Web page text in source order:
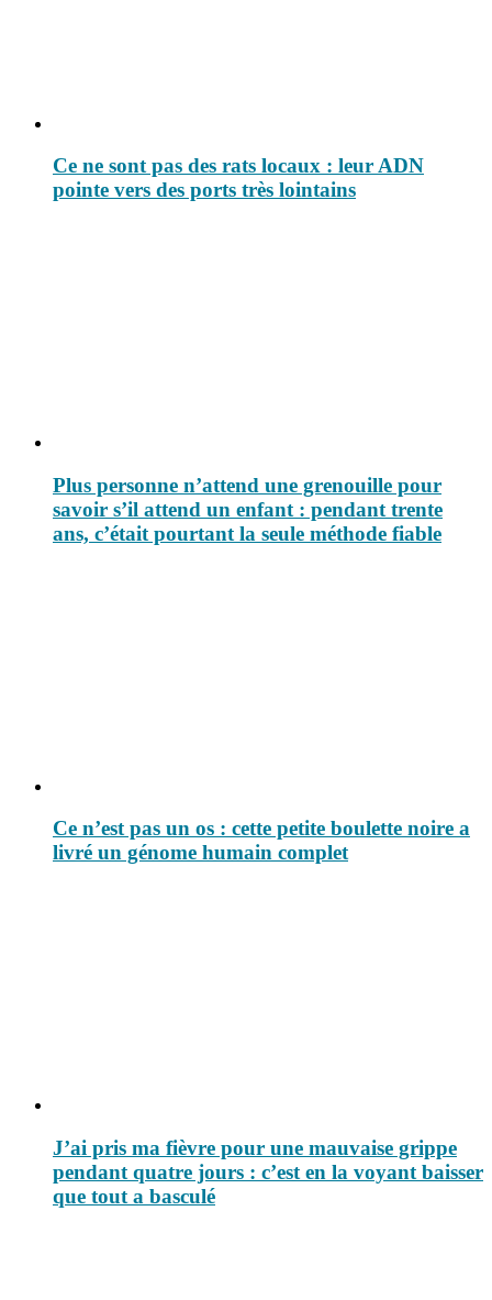
Ce ne sont pas des rats locaux : leur ADN
pointe vers des ports très lointains
Plus personne n’attend une grenouille pour
savoir s’il attend un enfant : pendant trente
ans, c’était pourtant la seule méthode fiable
Ce n’est pas un os : cette petite boulette noire a
livré un génome humain complet
J’ai pris ma fièvre pour une mauvaise grippe
pendant quatre jours : c’est en la voyant baisser
que tout a basculé